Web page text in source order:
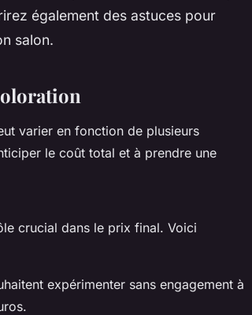
également des astuces pour
salon.
varier en fonction de plusieurs
le coût total et à prendre une
crucial dans le prix final. Voici
expérimenter sans engagement à